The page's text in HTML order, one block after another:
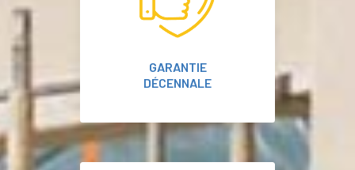
GARANTIE
DÉCENNALE